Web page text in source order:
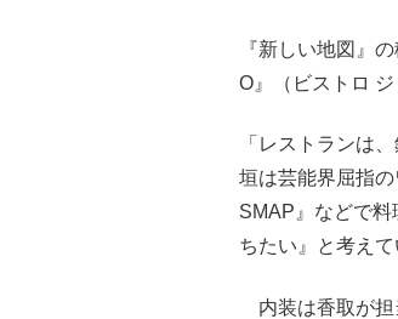
『新しい地図』
O』（ビストロ
「レストランは
垣は芸能界屈指
SMAP』などで
ちたい』と考えて
内装は香取が担